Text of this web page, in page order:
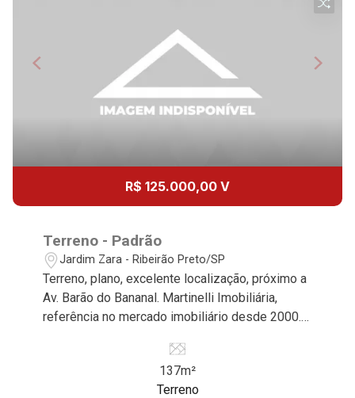
R$ 125.000,00 V
Terreno - Padrão
Jardim Zara - Ribeirão Preto/SP
Terreno, plano, excelente localização, próximo a
Av. Barão do Bananal. Martinelli Imobiliária,
referência no mercado imobiliário desde 2000.
João Fiúsa, 1051 - Alto da Boa Vista
137m²
Terreno